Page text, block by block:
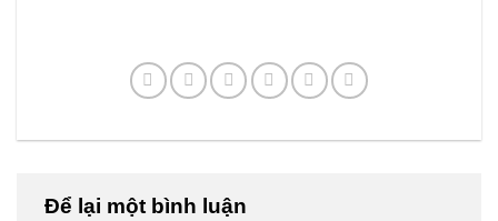
Để lại một bình luận